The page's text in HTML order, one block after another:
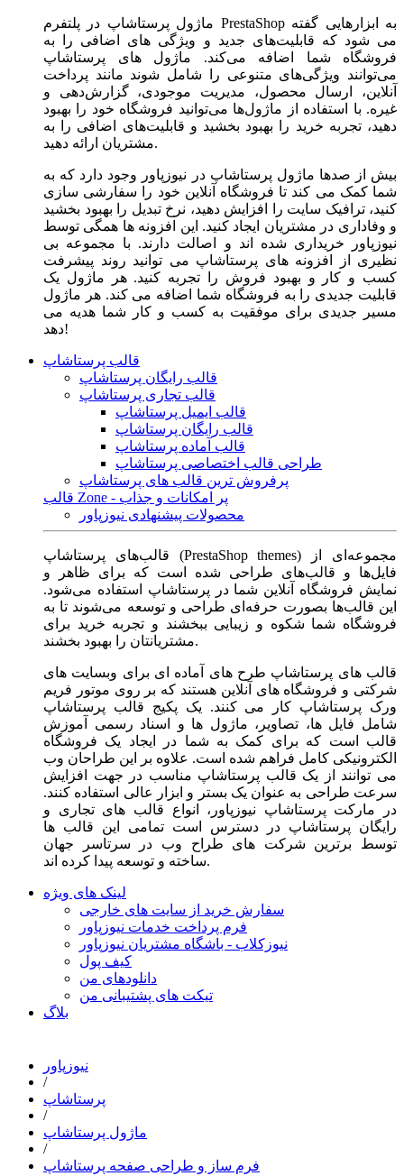
ماژول‌ پرستاشاپ در پلتفرم PrestaShop به ابزارهایی گفته
می شود که قابلیت‌های جدید و ویژگی های اضافی را به
فروشگاه شما اضافه می‌کند. ماژول های پرستاشاپ
می‌توانند ویژگی‌های متنوعی را شامل شوند مانند پرداخت
آنلاین، ارسال محصول، مدیریت موجودی، گزارش‌دهی و
غیره. با استفاده از ماژول‌ها می‌توانید فروشگاه خود را بهبود
دهید، تجربه خرید را بهبود بخشید و قابلیت‌های اضافی را به
مشتریان ارائه دهید.
بیش از صدها ماژول پرستاشاپ در نیوزپاور وجود دارد که به
شما کمک می کند تا فروشگاه آنلاین خود را سفارشی سازی
کنید، ترافیک سایت را افزایش دهید، نرخ تبدیل را بهبود بخشید
و وفاداری در مشتریان ایجاد کنید. این افزونه ها همگی توسط
نیوزپاور خریداری شده اند و اصالت دارند. با مجموعه بی
نظیری از افزونه های پرستاشاپ می توانید روند پیشرفت
کسب و کار و بهبود فروش را تجربه کنید. هر ماژول یک
قابلیت جدیدی را به فروشگاه شما اضافه می کند. هر ماژول
مسیر جدیدی برای موفقیت به کسب و کار شما هدیه می
دهد!
قالب پرستاشاپ
قالب رایگان پرستاشاپ
قالب تجاری پرستاشاپ
قالب ایمیل پرستاشاپ
قالب رایگان پرستاشاپ
قالب آماده پرستاشاپ
طراحی قالب اختصاصی پرستاشاپ
پرفروش ترین قالب های پرستاشاپ
قالب Zone - پر امکانات و جذاب
محصولات پیشنهادی نیوزپاور
قالب‌های پرستاشاپ (PrestaShop themes) مجموعه‌ای از
فایل‌ها و قالب‌های طراحی شده است که برای ظاهر و
نمایش فروشگاه آنلاین شما در پرستاشاپ استفاده می‌شود.
این قالب‌ها بصورت حرفه‌ای طراحی و توسعه می‌شوند تا به
فروشگاه شما شکوه و زیبایی ببخشند و تجربه خرید برای
مشتریانتان را بهبود بخشند.
قالب های پرستاشاپ طرح های آماده ای برای وبسایت های
شرکتی و فروشگاه های آنلاین هستند که بر روی موتور فریم
ورک پرستاشاپ کار می کنند. یک پکیج قالب پرستاشاپ
شامل فایل ها، تصاویر، ماژول ها و اسناد رسمی آموزش
قالب است که برای کمک به شما در ایجاد یک فروشگاه
الکترونیکی کامل فراهم شده است. علاوه بر این طراحان وب
می توانند از یک قالب پرستاشاپ مناسب در جهت افزایش
سرعت طراحی به عنوان یک بستر و ابزار عالی استفاده کنند.
در مارکت پرستاشاپ نیوزپاور، انواع قالب های تجاری و
رایگان پرستاشاپ در دسترس است تمامی این قالب ها
توسط برترین شرکت های طراح وب در سرتاسر جهان
ساخته و توسعه پیدا کرده اند.
لینک های ویژه
سفارش خرید از سایت های خارجی
فرم پرداخت خدمات نیوزپاور
نیوزکلاب - باشگاه مشتریان نیوزپاور
کیف پول
دانلودهای من
تیکت های پشتیبانی من
بلاگ
نیوزپاور
/
پرستاشاپ
/
ماژول پرستاشاپ
/
فرم ساز و طراحی صفحه پرستاشاپ